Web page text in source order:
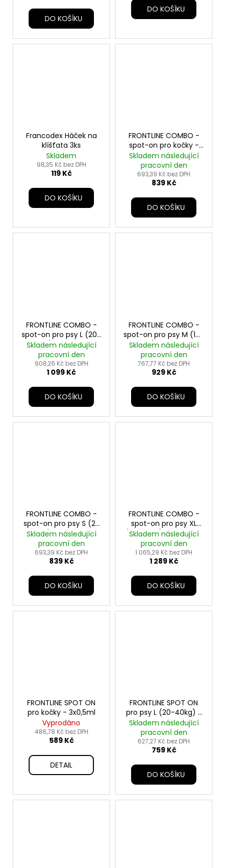
DO KOŠÍKU
DO KOŠÍKU
Francodex Háček na
klíšťata 3ks
Skladem
98,35 Kč bez DPH
119 Kč
DO KOŠÍKU
FRONTLINE COMBO -
spot-on pro kočky -
3x0,5ml
Skladem následující
pracovní den
693,39 Kč bez DPH
839 Kč
DO KOŠÍKU
FRONTLINE COMBO -
spot-on pro psy L (20-
40kg) - 3x2,68ml
Skladem následující
pracovní den
908,26 Kč bez DPH
1 099 Kč
DO KOŠÍKU
FRONTLINE COMBO -
spot-on pro psy M (10-
20kg) - 3x1,34ml
Skladem následující
pracovní den
767,77 Kč bez DPH
929 Kč
DO KOŠÍKU
FRONTLINE COMBO -
spot-on pro psy S (2-
10kg) - 3x0,67ml
Skladem následující
pracovní den
693,39 Kč bez DPH
839 Kč
DO KOŠÍKU
FRONTLINE COMBO -
spot-on pro psy XL
(40-60kg) - 3x4,02ml
Skladem následující
pracovní den
1 065,29 Kč bez DPH
1 289 Kč
DO KOŠÍKU
FRONTLINE SPOT ON
pro kočky - 3x0,5ml
Vyprodáno
486,78 Kč bez DPH
589 Kč
DETAIL
FRONTLINE SPOT ON
pro psy L (20-40kg) -
3x2,68ml
Skladem následující
pracovní den
627,27 Kč bez DPH
759 Kč
DO KOŠÍKU